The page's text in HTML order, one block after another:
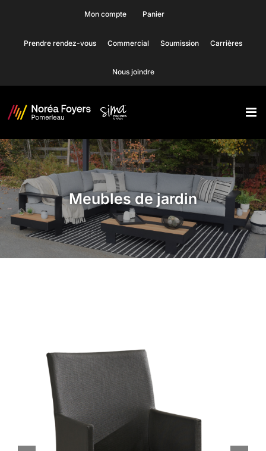
content
Mon compte Panier
Prendre rendez-vous Commercial Soumission Carrières
Nous joindre
Meubles de jardin